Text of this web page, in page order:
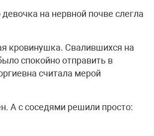
на нервной почве слегла
кровинушка. Свалившихся на
спокойно отправить в
считала мерой
А с соседями решили просто: